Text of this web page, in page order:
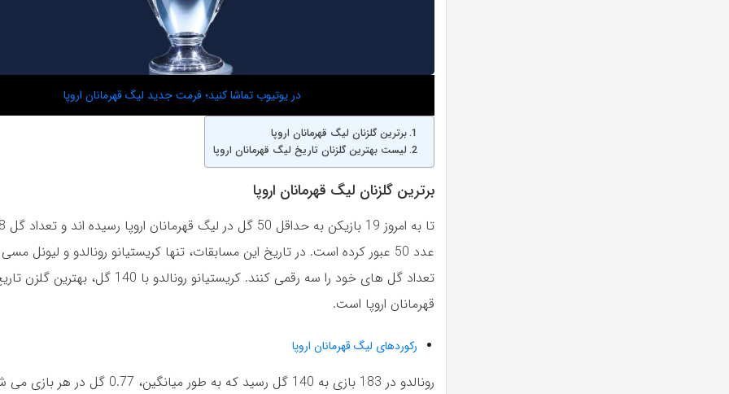
در یوتیوب تماشا کنید؛ فرمت جدید لیگ قهرمانان اروپا
برترین گلزنان لیگ قهرمانان اروپا
لیست بهترین گلزنان تاریخ لیگ قهرمانان اروپا
برترین گلزنان لیگ قهرمانان اروپا
عدد 50 عبور کرده است. در تاریخ این مسابقات، تنها کریستیانو رونالدو و لیونل
تعداد گل های خود را سه رقمی کنند. کریستیانو رونالدو با 140 گل،
قهرمانان اروپا است.
رکوردهای لیگ قهرمانان اروپا
رونالدو در 183 بازی به 140 گل رسید که به طور میانگین،